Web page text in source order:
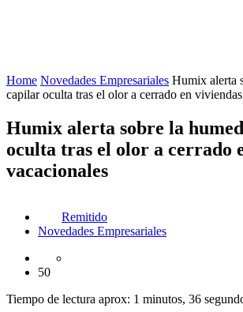
Home Novedades Empresariales Humix alerta
capilar oculta tras el olor a cerrado en
Humix alerta sobre la
oculta tras el olor a cerrado
vacacionales
Remitido
Novedades Empresariales
50
Tiempo de lectura aprox: 1 minutos, 36